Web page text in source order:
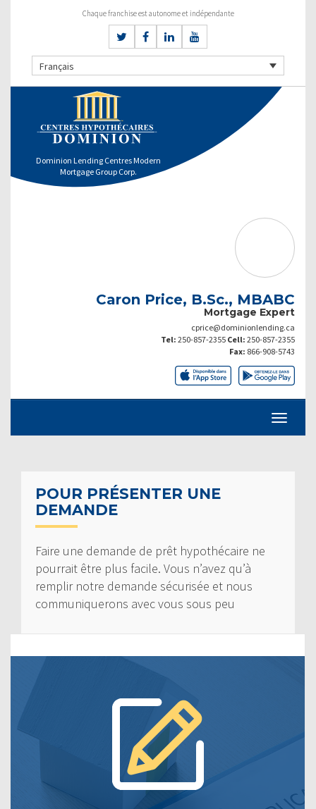
Chaque franchise est autonome et indépendante
Français
Dominion Lending Centres Modern
Mortgage Group Corp.
Caron Price, B.Sc., MBABC
Mortgage Expert
cprice@dominionlending.ca
Tel: 250-857-2355 Cell: 250-857-2355
Fax: 866-908-5743
POUR PRÉSENTER UNE
DEMANDE
Faire une demande de prêt hypothécaire ne
pourrait être plus facile. Vous n’avez qu’à
remplir notre demande sécurisée et nous
communiquerons avec vous sous peu